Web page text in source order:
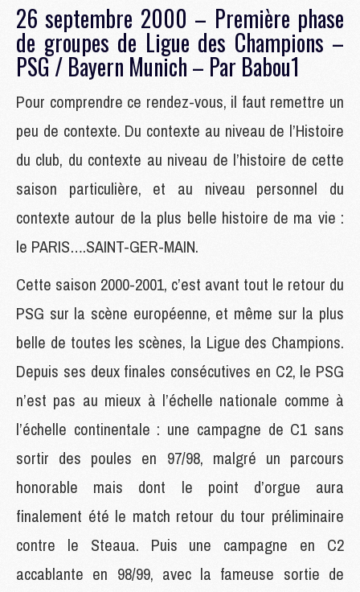
26 septembre 2000 – Première phase
de groupes de Ligue des Champions –
PSG / Bayern Munich – Par Babou1
Pour comprendre ce rendez-vous, il faut remettre un
peu de contexte. Du contexte au niveau de l’Histoire
du club, du contexte au niveau de l’histoire de cette
saison particulière, et au niveau personnel du
contexte autour de la plus belle histoire de ma vie :
le PARIS….SAINT-GER-MAIN.
Cette saison 2000-2001, c’est avant tout le retour du
PSG sur la scène européenne, et même sur la plus
belle de toutes les scènes, la Ligue des Champions.
Depuis ses deux finales consécutives en C2, le PSG
n’est pas au mieux à l’échelle nationale comme à
l’échelle continentale : une campagne de C1 sans
sortir des poules en 97/98, malgré un parcours
honorable mais dont le point d’orgue aura
finalement été le match retour du tour préliminaire
contre le Steaua. Puis une campagne en C2
accablante en 98/99, avec la fameuse sortie de